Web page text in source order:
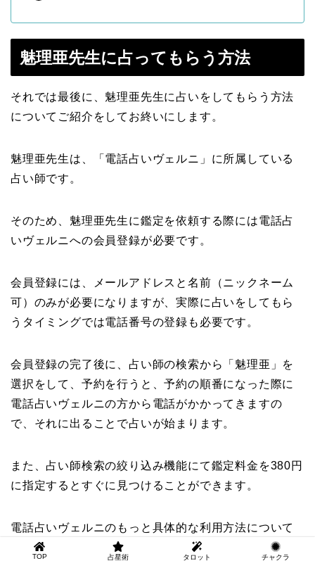
魅理亜先生に占ってもらう方法
それでは最後に、魅理亜先生に占いをしてもらう方法
についてご紹介をしてお終いにします。
魅理亜先生は、「電話占いヴェルニ」に所属している
占い師です。
そのため、魅理亜先生に鑑定を依頼する際には電話占
いヴェルニへの会員登録が必要です。
会員登録には、メールアドレスと名前（ニックネーム
可）のみが必要になりますが、実際に占いをしてもら
うタイミングでは電話番号の登録も必要です。
会員登録の完了後に、占い師の検索から「魅理亜」を
選択をして、予約を行うと、予約の順番になった際に
電話占いヴェルニの方から電話がかかってきますの
で、それに出ることで占いが始まります。
また、占い師検索の絞り込み機能にて鑑定料金を380円
に指定するとすぐに見つけることができます。
電話占いヴェルニのもっと具体的な利用方法について
は、こちらの記事にてさらに詳しく段階を追って解説
TOP 占星術 タロット チャクラ